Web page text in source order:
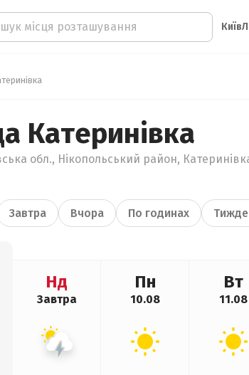
Київ
Катеринівка
обл., Нікопольський район,
Завтра Вчора По годинах
Нд
Завтра
Пн
10.08
Вт
11.08